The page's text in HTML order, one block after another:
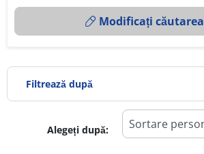
Modificați căutarea
Filtrează după
Alegeți după: